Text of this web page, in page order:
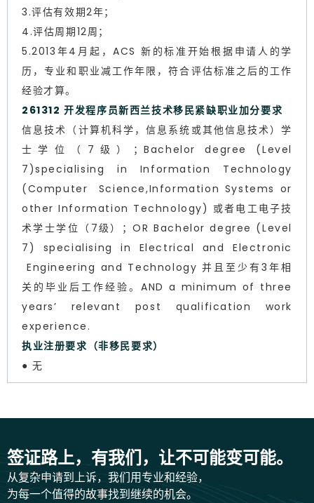
3.评估有效期2年；
4.评估周期12周；
5.2013年4月起，ACS 新的标准开始根据申请人的学
历，专业和职业减工作年限，符合评估标准之后的工作
经验才算。
261312 开发程序员新西兰技术移民紧缺职业加分要求
信息技术（计算机科学，信息系统或其他信息技术）学
士学位（7级）；Bachelor degree (Level
7)specialising in Information Technology
(Computer Science,Information Systems or
other Information Technology) 或者电工电子技
术学士学位（7级）；OR Bachelor degree (Level
7) specialising in Electrical and Electronic
Engineering and Technology 并且至少有3年相
关的毕业后工作经验。AND a minimum of three
years’ relevant post qualification work
experience.
执业注册要求（非移民要求）
● 无
签证路上，有我们，让不可能变可能。
从复杂申请到上诉，我们用专业和经验，
为每一个值得的故事找到继续的机会。